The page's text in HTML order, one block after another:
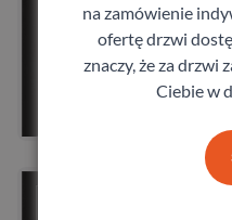
na zamówienie
ofertę drzwi
znaczy, że za drzwi
Ciebie w